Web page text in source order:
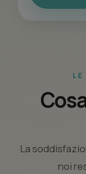
La
noi